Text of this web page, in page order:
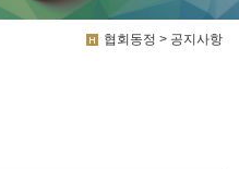
협회동정 > 공지사항